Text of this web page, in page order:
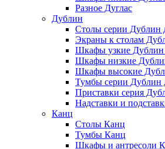
Разное Дуглас
Дублин
Столы серии Дублин
Экраны к столам
Шкафы узкие Дублин
Шкафы низкие
Шкафы высокие
Тумбы серии Дублин
Приставки серия
Надставки и
Канц
Столы Канц
Тумбы Канц
Шкафы и антресоли